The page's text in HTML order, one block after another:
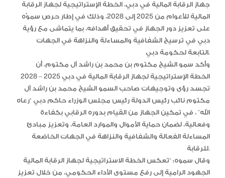
جهاز الرقابة المالية في دبي، الخطة الإستراتيجية لجهاز الرقابة
المالية للأعوام من 2025 إلى 2028، وذلك في إطار حرص سموّه
على تعزيز دور الجهاز في تحقيق أهدافه، بما يتماشى مع رؤية
دبي في ترسيخ الشفافية والمساءلة والنزاهة في الجهات
التابعة لحكومة دبي.
وأكد سمو الشيخ مكتوم بن محمد بن راشد آل مكتوم، أن
الخطة الإستراتيجية لجهاز الرقابة المالية في دبي 2025 – 2028
تجسد رؤى وتوجيهات صاحب السمو الشيخ محمد بن راشد آل
مكتوم نائب رئيس الدولة رئيس مجلس الوزراء حاكم دبي “رعاه
الله” ، في تمكين الجهاز من القيام بدوره الرقابي بكفاءة
وفعالية، لضمان حماية الأموال والموارد العامة، وتعزيز مبادئ
المساءلة الفعالة والشفافية والنزاهة في الجهات الخاضعة
للرقابة.
وقال سموه: “تعكس الخطة الاستراتيجية لجهاز الرقابة المالية
الجهود الرامية إلى رفع مستوى الأداء الحكومي، من خلال تعزيز